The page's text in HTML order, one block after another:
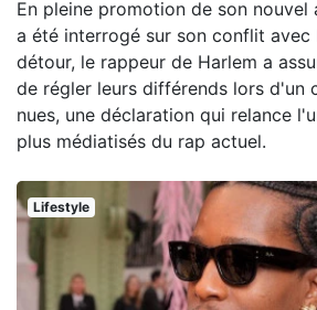
En pleine promotion de son nouvel
a été interrogé sur son conflit avec
détour, le rappeur de Harlem a
de régler leurs différends lors d'un
nues, une déclaration qui relance
plus médiatisés du rap actuel.
Lifestyle